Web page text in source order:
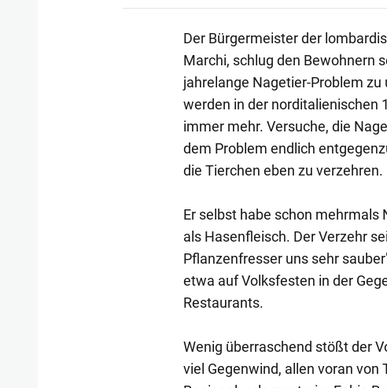
Der Bürgermeister der
Marchi, schlug den Bewohnern
jahrelange Nagetier-Problem
werden in der norditalienischen
immer mehr. Versuche, die
dem Problem endlich
die Tierchen eben zu verzehren.
Er selbst habe schon mehrmals
als Hasenfleisch. Der Verzehr
Pflanzenfresser uns sehr
etwa auf Volksfesten in der
Restaurants.
Wenig überraschend stößt der
viel Gegenwind, allen voran